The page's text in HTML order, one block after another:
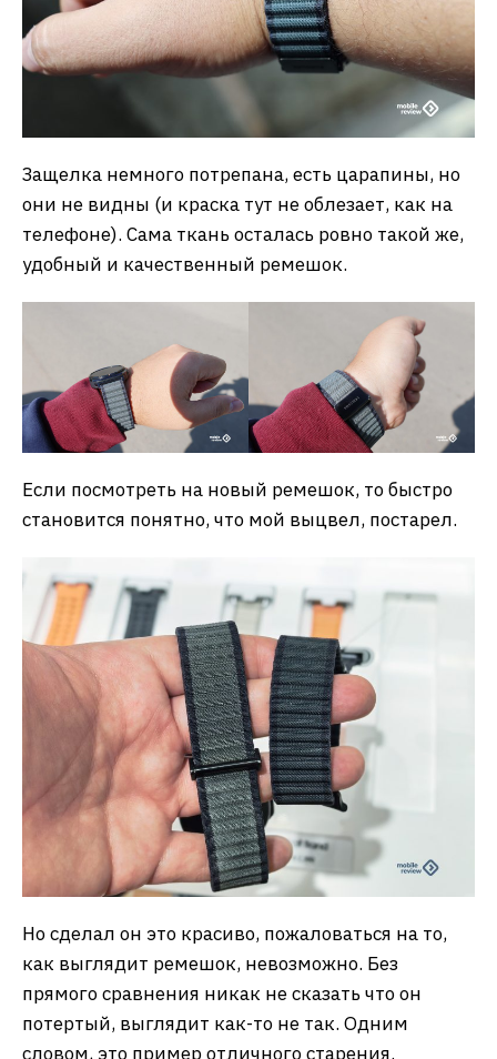
Защелка немного потрепана, есть царапины, но
они не видны (и краска тут не облезает, как на
телефоне). Сама ткань осталась ровно такой же,
удобный и качественный ремешок.
Если посмотреть на новый ремешок, то быстро
становится понятно, что мой выцвел, постарел.
Но сделал он это красиво, пожаловаться на то,
как выглядит ремешок, невозможно. Без
прямого сравнения никак не сказать что он
потертый, выглядит как-то не так. Одним
словом, это пример отличного старения.